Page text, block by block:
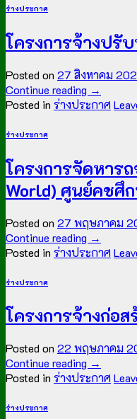
ร่างประกาศ
โครงการจ้างปรั
Posted on 27 สิงหาคม
Continue reading →
Posted in ร่างประกาศ
ร่างประกาศ
โครงการจัดหาร
World) ศูนย์คชศึ
Posted on 27 พฤษภาคม
Continue reading →
Posted in ร่างประกาศ
ร่างประกาศ
โครงการจ้างก่อ
Posted on 22 พฤษภาคม
Continue reading →
Posted in ร่างประกาศ
ร่างประกาศ